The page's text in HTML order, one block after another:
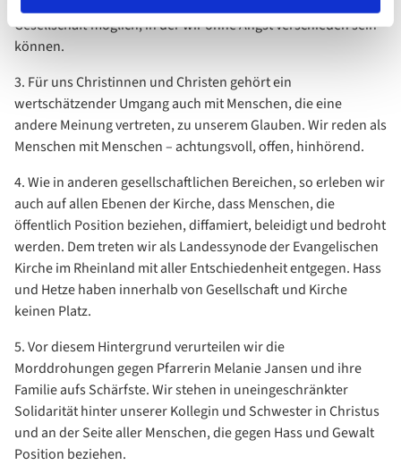
Gesellschaft möglich, in der wir ohne Angst verschieden sein
können.
3. Für uns Christinnen und Christen gehört ein
wertschätzender Umgang auch mit Menschen, die eine
andere Meinung vertreten, zu unserem Glauben. Wir reden als
Menschen mit Menschen – achtungsvoll, offen, hinhörend.
4. Wie in anderen gesellschaftlichen Bereichen, so erleben wir
auch auf allen Ebenen der Kirche, dass Menschen, die
öffentlich Position beziehen, diffamiert, beleidigt und bedroht
werden. Dem treten wir als Landessynode der Evangelischen
Kirche im Rheinland mit aller Entschiedenheit entgegen. Hass
und Hetze haben innerhalb von Gesellschaft und Kirche
keinen Platz.
5. Vor diesem Hintergrund verurteilen wir die
Morddrohungen gegen Pfarrerin Melanie Jansen und ihre
Familie aufs Schärfste. Wir stehen in uneingeschränkter
Solidarität hinter unserer Kollegin und Schwester in Christus
und an der Seite aller Menschen, die gegen Hass und Gewalt
Position beziehen.